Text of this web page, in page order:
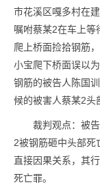
市花溪区嘎多村在
嘱咐蔡某2在车上等
爬上桥面捡拾钢筋
小宝爬下桥面误以
钢筋的被告人陈国
候的被害人蔡某2头
裁判观点：被
2被钢筋砸中头部死
直接因果关系，其
死亡罪。